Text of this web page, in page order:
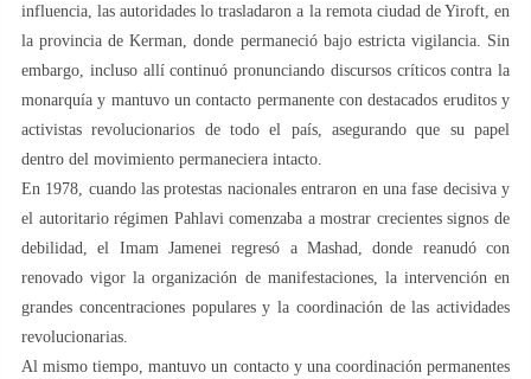
influencia, las autoridades lo trasladaron a la remota ciudad de Yiroft, en
la provincia de Kerman, donde permaneció bajo estricta vigilancia. Sin
embargo, incluso allí continuó pronunciando discursos críticos contra la
monarquía y mantuvo un contacto permanente con destacados eruditos y
activistas revolucionarios de todo el país, asegurando que su papel
dentro del movimiento permaneciera intacto.
En 1978, cuando las protestas nacionales entraron en una fase decisiva y
el autoritario régimen Pahlavi comenzaba a mostrar crecientes signos de
debilidad, el Imam Jamenei regresó a Mashad, donde reanudó con
renovado vigor la organización de manifestaciones, la intervención en
grandes concentraciones populares y la coordinación de las actividades
revolucionarias.
Al mismo tiempo, mantuvo un contacto y una coordinación permanentes